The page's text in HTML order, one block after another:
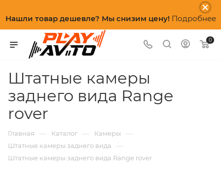
Нашли товар дешевле? Мы снизим цену! Подробнее
0
Штатные камеры
заднего вида Range
rover
Главная — Каталог — Камеры —
Штатные камеры заднего вида —
Штатные камеры заднего вида Range rover